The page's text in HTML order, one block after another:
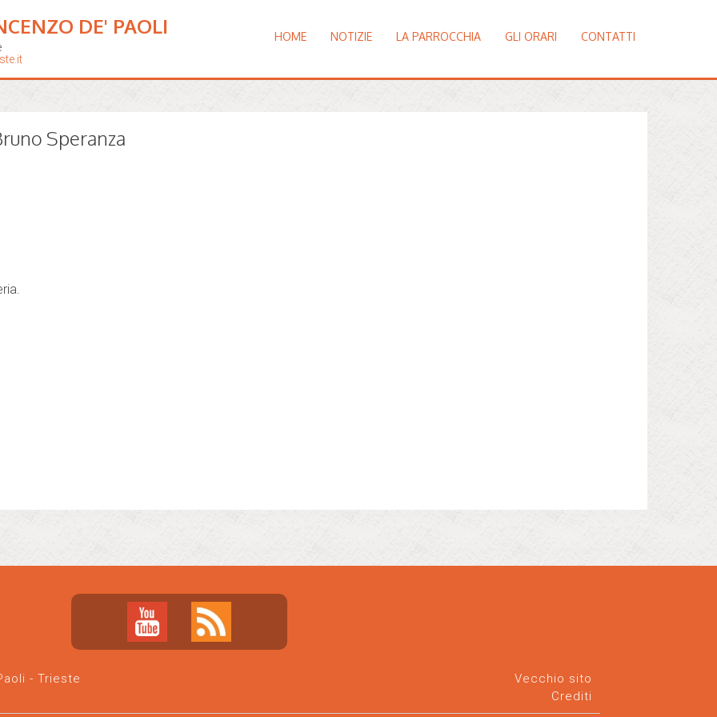
DE' PAOLI HOME NOTIZIE LA PARROCCHIA GLI ORARI CONTATTI
Speranza
- Trieste
Vecchio sito
Crediti